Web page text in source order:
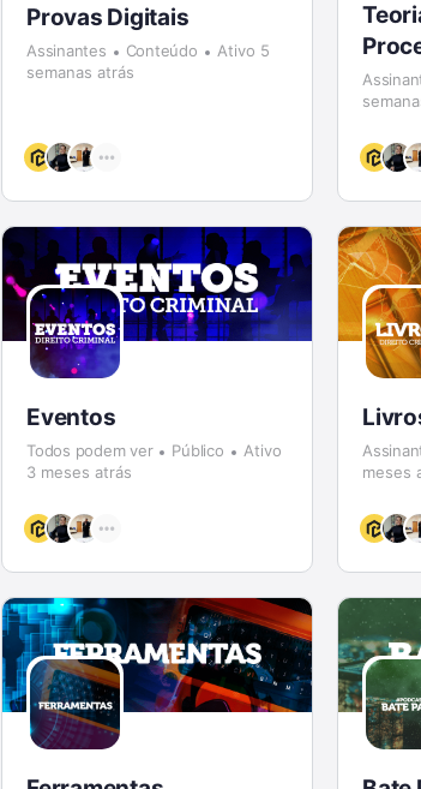
Provas Digitais
Assinantes Conteúdo
Ativo 5
semanas atrás
Eventos
Todos podem ver Público
Ativo
3 meses atrás
meses